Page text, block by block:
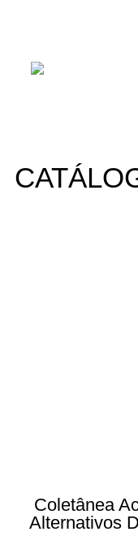
Coletânea
Alternativos